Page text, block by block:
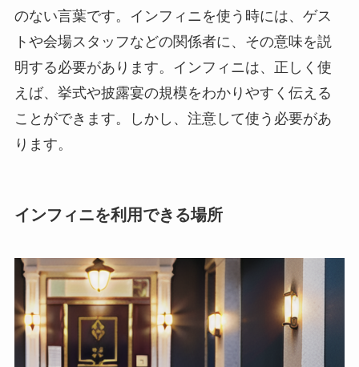
のない言葉です。インフィニを使う時には、ゲス
トや会場スタッフなどの関係者に、その意味を説
明する必要があります。
インフィニは、正しく使
えば、挙式や披露宴の規模をわかりやすく伝える
ことができます。しかし、注意して使う必要があ
ります。
インフィニを利用できる場所